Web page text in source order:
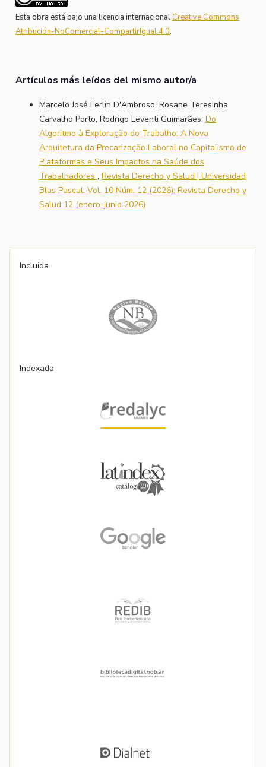
Esta obra está bajo una licencia internacional Creative Commons
Atribución-NoComercial-CompartirIgual 4.0.
Artículos más leídos del mismo autor/a
Marcelo José Ferlin D'Ambroso, Rosane Teresinha
Carvalho Porto, Rodrigo Leventi Guimarães, Do
Algoritmo à Exploração do Trabalho: A Nova
Arquitetura da Precarização Laboral no Capitalismo de
Plataformas e Seus Impactos na Saúde dos
Trabalhadores , Revista Derecho y Salud | Universidad
Blas Pascal: Vol. 10 Núm. 12 (2026): Revista Derecho y
Salud 12 (enero-junio 2026)
Incluida
Indexada